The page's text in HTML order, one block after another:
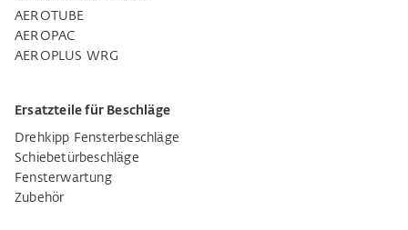
AEROTUBE
AEROPAC
AEROPLUS WRG
Ersatzteile für Beschläge
Drehkipp Fensterbeschläge
Schiebetürbeschläge
Fensterwartung
Zubehör